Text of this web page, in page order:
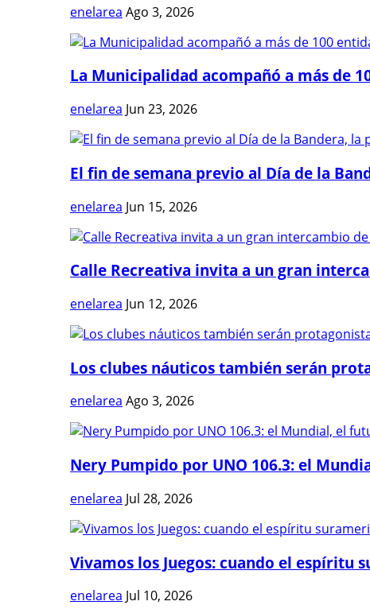
enelarea Ago 3, 2026
La Municipalidad acompañó a más de
enelarea Jun 23, 2026
El fin de semana previo al Día de la
enelarea Jun 15, 2026
Calle Recreativa invita a un gran
enelarea Jun 12, 2026
Los clubes náuticos también serán
enelarea Ago 3, 2026
Nery Pumpido por UNO 106.3: el
enelarea Jul 28, 2026
Vivamos los Juegos: cuando el espíritu
enelarea Jul 10, 2026